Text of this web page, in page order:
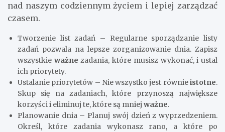
nad naszym codziennym życiem i lepiej zarządzać
czasem.
Tworzenie list zadań – Regularne sporządzanie listy
zadań pozwala na lepsze zorganizowanie dnia. Zapisz
wszystkie ważne zadania, które musisz wykonać, i ustal
ich priorytety.
Ustalanie priorytetów – Nie wszystko jest równieistotne.
Skup się na zadaniach, które przynoszą największe
korzyści i eliminuj te, które są mniej ważne.
Planowanie dnia – Planuj swój dzień z wyprzedzeniem.
Określ, które zadania wykonasz rano, a które po